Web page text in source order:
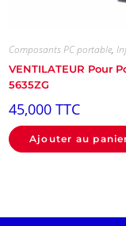
Composants PC portable,
VENTILATEUR Pour
5635ZG
45,000TTC
Ajouter au